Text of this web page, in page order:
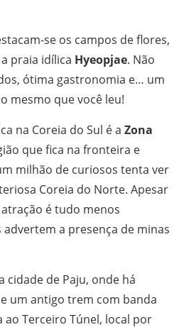
se os campos de flores,
praia idílica Hyeopjae. Não
ótima gastronomia e… um
mesmo que você leu!
na Coreia do Sul é a Zona
que fica na fronteira e
milhão de curiosos tenta ver
Coreia do Norte. Apesar
é tudo menos
a presença de minas
cidade de Paju, onde há
um antigo trem com banda
ao Terceiro Túnel, local por